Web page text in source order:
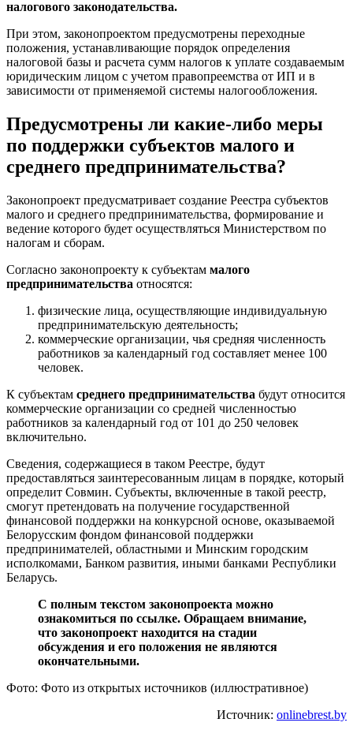
налогового законодательства.
При этом, законопроектом предусмотрены переходные
положения, устанавливающие порядок определения
налоговой базы и расчета сумм налогов к уплате создаваемым
юридическим лицом с учетом правопреемства от ИП и в
зависимости от применяемой системы налогообложения.
Предусмотрены ли какие-либо меры
по поддержки субъектов малого и
среднего предпринимательства?
Законопроект предусматривает создание Реестра субъектов
малого и среднего предпринимательства, формирование и
ведение которого будет осуществляться Министерством по
налогам и сборам.
Согласно законопроекту к субъектам малого
предпринимательства относятся:
физические лица, осуществляющие индивидуальную
предпринимательскую деятельность;
коммерческие организации, чья средняя численность
работников за календарный год составляет менее 100
человек.
К субъектам среднего предпринимательства будут относится
коммерческие организации со средней численностью
работников за календарный год от 101 до 250 человек
включительно.
Сведения, содержащиеся в таком Реестре, будут
предоставляться заинтересованным лицам в порядке, который
определит Совмин. Субъекты, включенные в такой реестр,
смогут претендовать на получение государственной
финансовой поддержки на конкурсной основе, оказываемой
Белорусским фондом финансовой поддержки
предпринимателей, областными и Минским городским
исполкомами, Банком развития, иными банками Республики
Беларусь.
С полным текстом законопроекта можно
ознакомиться по ссылке. Обращаем внимание,
что законопроект находится на стадии
обсуждения и его положения не являются
окончательными.
Фото: Фото из открытых источников (иллюстративное)
Источник: onlinebrest.by